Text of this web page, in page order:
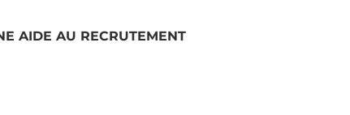
AIDE AU RECRUTEMENT